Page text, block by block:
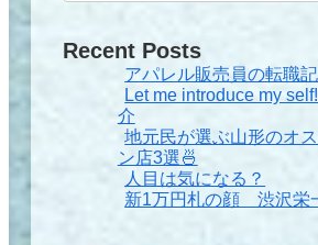
Recent Posts
アパレル販売員の転職
Let me introduce my
介
地元民が選ぶ山形のオ
ン店3選🍜
人目は気になる？
新1万円札の顔 渋沢栄